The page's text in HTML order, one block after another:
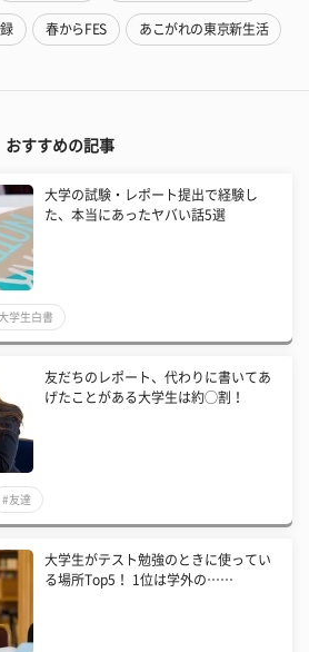
春からFES あこがれの東京新生活
おすすめの記事
​大学の試験・レポート提出で経験し
た、本当にあったヤバい話5選
学生白書
友だちのレポート、代わりに書いてあ
げたことがある大学生は約◯割！
#友達
大学生がテスト勉強のときに使ってい
る場所Top5！ 1位は学外の……